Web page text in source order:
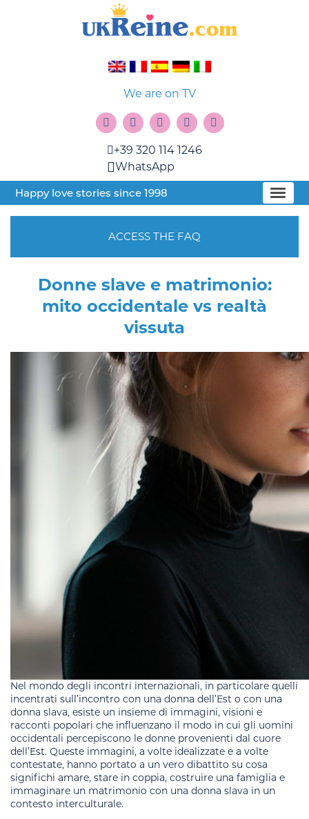
We are on TV
+39 320 114 1246
WhatsApp
Happy love stories since 1998
ACCESS THE FAQ
Donne slave e matrimonio:
mito occidentale vs realtà
vissuta
Nel mondo degli incontri internazionali, in particolare quelli
incentrati sull’incontro con una donna dell’Est o con una
donna slava, esiste un insieme di immagini, visioni e
racconti popolari che influenzano il modo in cui gli uomini
occidentali percepiscono le donne provenienti dal cuore
dell’Est. Queste immagini, a volte idealizzate e a volte
contestate, hanno portato a un vero dibattito su cosa
significhi amare, stare in coppia, costruire una famiglia e
immaginare un matrimonio con una donna slava in un
contesto interculturale.